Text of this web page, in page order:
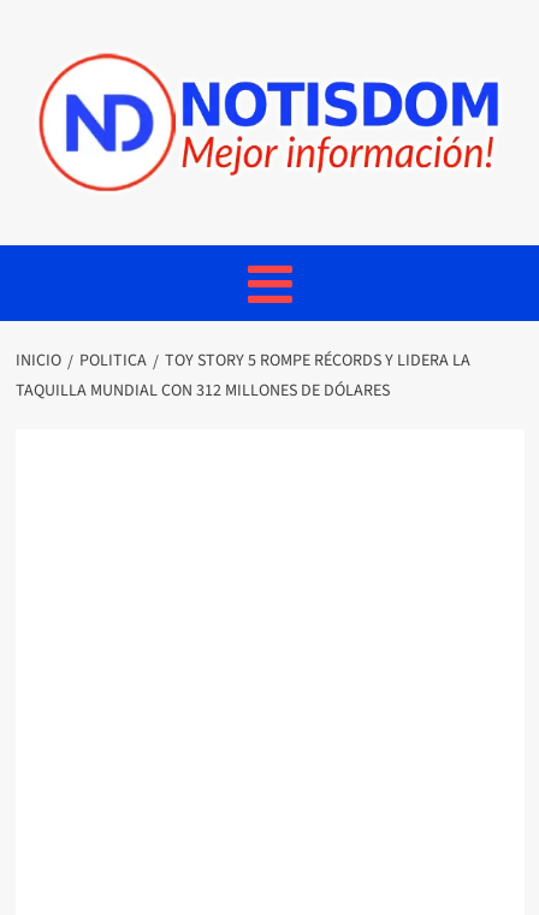
INICIO POLITICA
TOY STORY 5 ROMPE RÉCORDS Y LIDERA LA
TAQUILLA MUNDIAL CON 312 MILLONES DE DÓLARES